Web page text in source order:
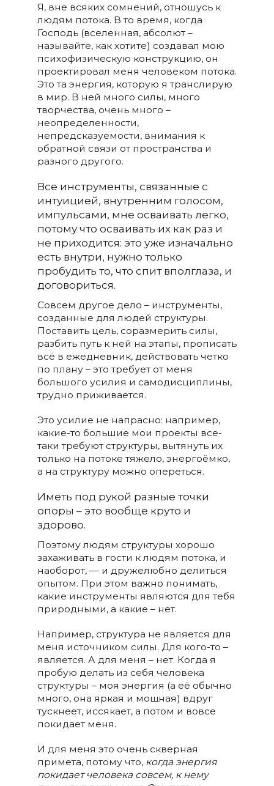
Я, вне всяких сомнений, отношусь к
людям потока. В то время, когда
Господь (вселенная, абсолют –
называйте, как хотите) создавал мою
психофизическую конструкцию, он
проектировал меня человеком потока.
Это та энергия, которую я транслирую
в мир. В ней много силы, много
творчества, очень много –
неопределенности,
непредсказуемости, внимания к
обратной связи от пространства и
разного другого.
Все инструменты, связанные с
интуицией, внутренним голосом,
импульсами, мне осваивать легко,
потому что осваивать их как раз и
не приходится: это уже изначально
есть внутри, нужно только
пробудить то, что спит вполглаза, и
договориться.
Совсем другое дело – инструменты,
созданные для людей структуры.
Поставить цель, соразмерить силы,
разбить путь к ней на этапы, прописать
всё в ежедневник, действовать четко
по плану – это требует от меня
большого усилия и самодисциплины,
трудно приживается.
Это усилие не напрасно: например,
какие-то большие мои проекты все-
таки требуют структуры, вытянуть их
только на потоке тяжело, энергоёмко,
а на структуру можно опереться.
Иметь под рукой разные точки
опоры – это вообще круто и
здорово.
Поэтому людям структуры хорошо
захаживать в гости к людям потока, и
наоборот, — и дружелюбно делиться
опытом. При этом важно понимать,
какие инструменты являются для тебя
природными, а какие – нет.
Например, структура не является для
меня источником силы. Для кого-то –
является. А для меня – нет. Когда я
пробую делать из себя человека
структуры – моя энергия (а её обычно
много, она яркая и мощная) вдруг
тускнеет, иссякает, а потом и вовсе
покидает меня.
И для меня это очень скверная
примета, потому что, когда энергия
покидает человека совсем, к нему